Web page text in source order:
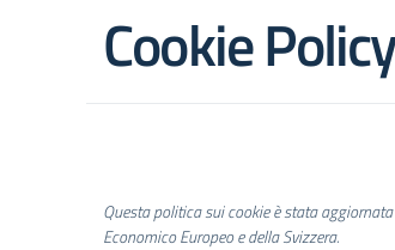
Cookie
Questa politica sui cookie è stata
Economico Europeo e della Svizzera.